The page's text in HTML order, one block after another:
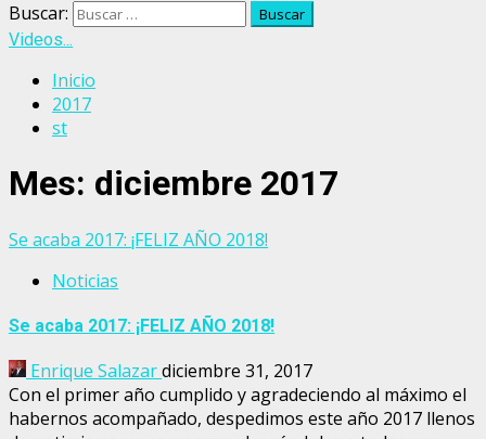
Buscar:
Videos...
Inicio
2017
st
Mes: diciembre 2017
Se acaba 2017: ¡FELIZ AÑO 2018!
Noticias
Se acaba 2017: ¡FELIZ AÑO 2018!
Enrique Salazardiciembre 31, 2017
Con el primer año cumplido y agradeciendo al máximo el
habernos acompañado, despedimos este año 2017 llenos